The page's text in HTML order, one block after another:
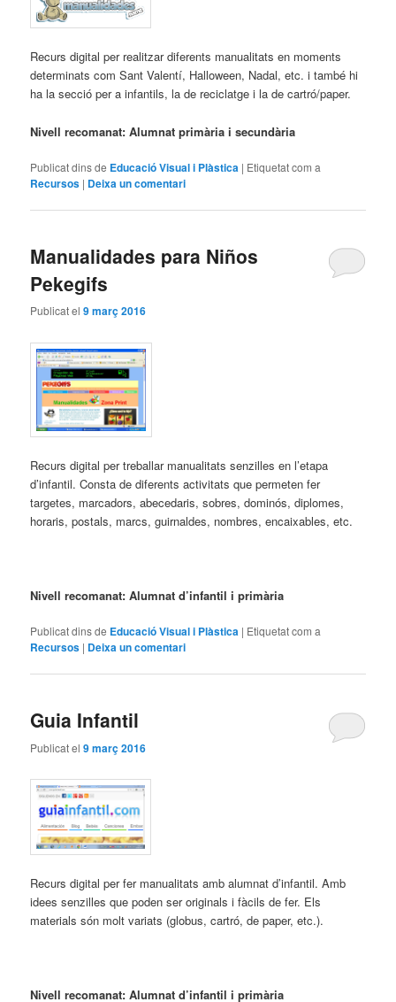
Recurs digital per realitzar diferents manualitats en moments
determinats com Sant Valentí, Halloween, Nadal, etc. i també hi
ha la secció per a infantils, la de reciclatge i la de cartró/paper.
Nivell recomanat: Alumnat primària i secundària
Publicat dins de Educació Visual i Plàstica | Etiquetat com a
Recursos | Deixa un comentari
Manualidades para Niños
Pekegifs
Publicat el9 març 2016
Recurs digital per treballar manualitats senzilles en l’etapa
d’infantil. Consta de diferents activitats que permeten fer
targetes, marcadors, abecedaris, sobres, dominós, diplomes,
horaris, postals, marcs, guirnaldes, nombres, encaixables, etc.
Nivell recomanat: Alumnat d’infantil i primària
Publicat dins de Educació Visual i Plàstica | Etiquetat com a
Recursos | Deixa un comentari
Guia Infantil
Publicat el9 març 2016
Recurs digital per fer manualitats amb alumnat d’infantil. Amb
idees senzilles que poden ser originals i fàcils de fer. Els
materials són molt variats (globus, cartró, de paper, etc.).
Nivell recomanat: Alumnat d’infantil i primària